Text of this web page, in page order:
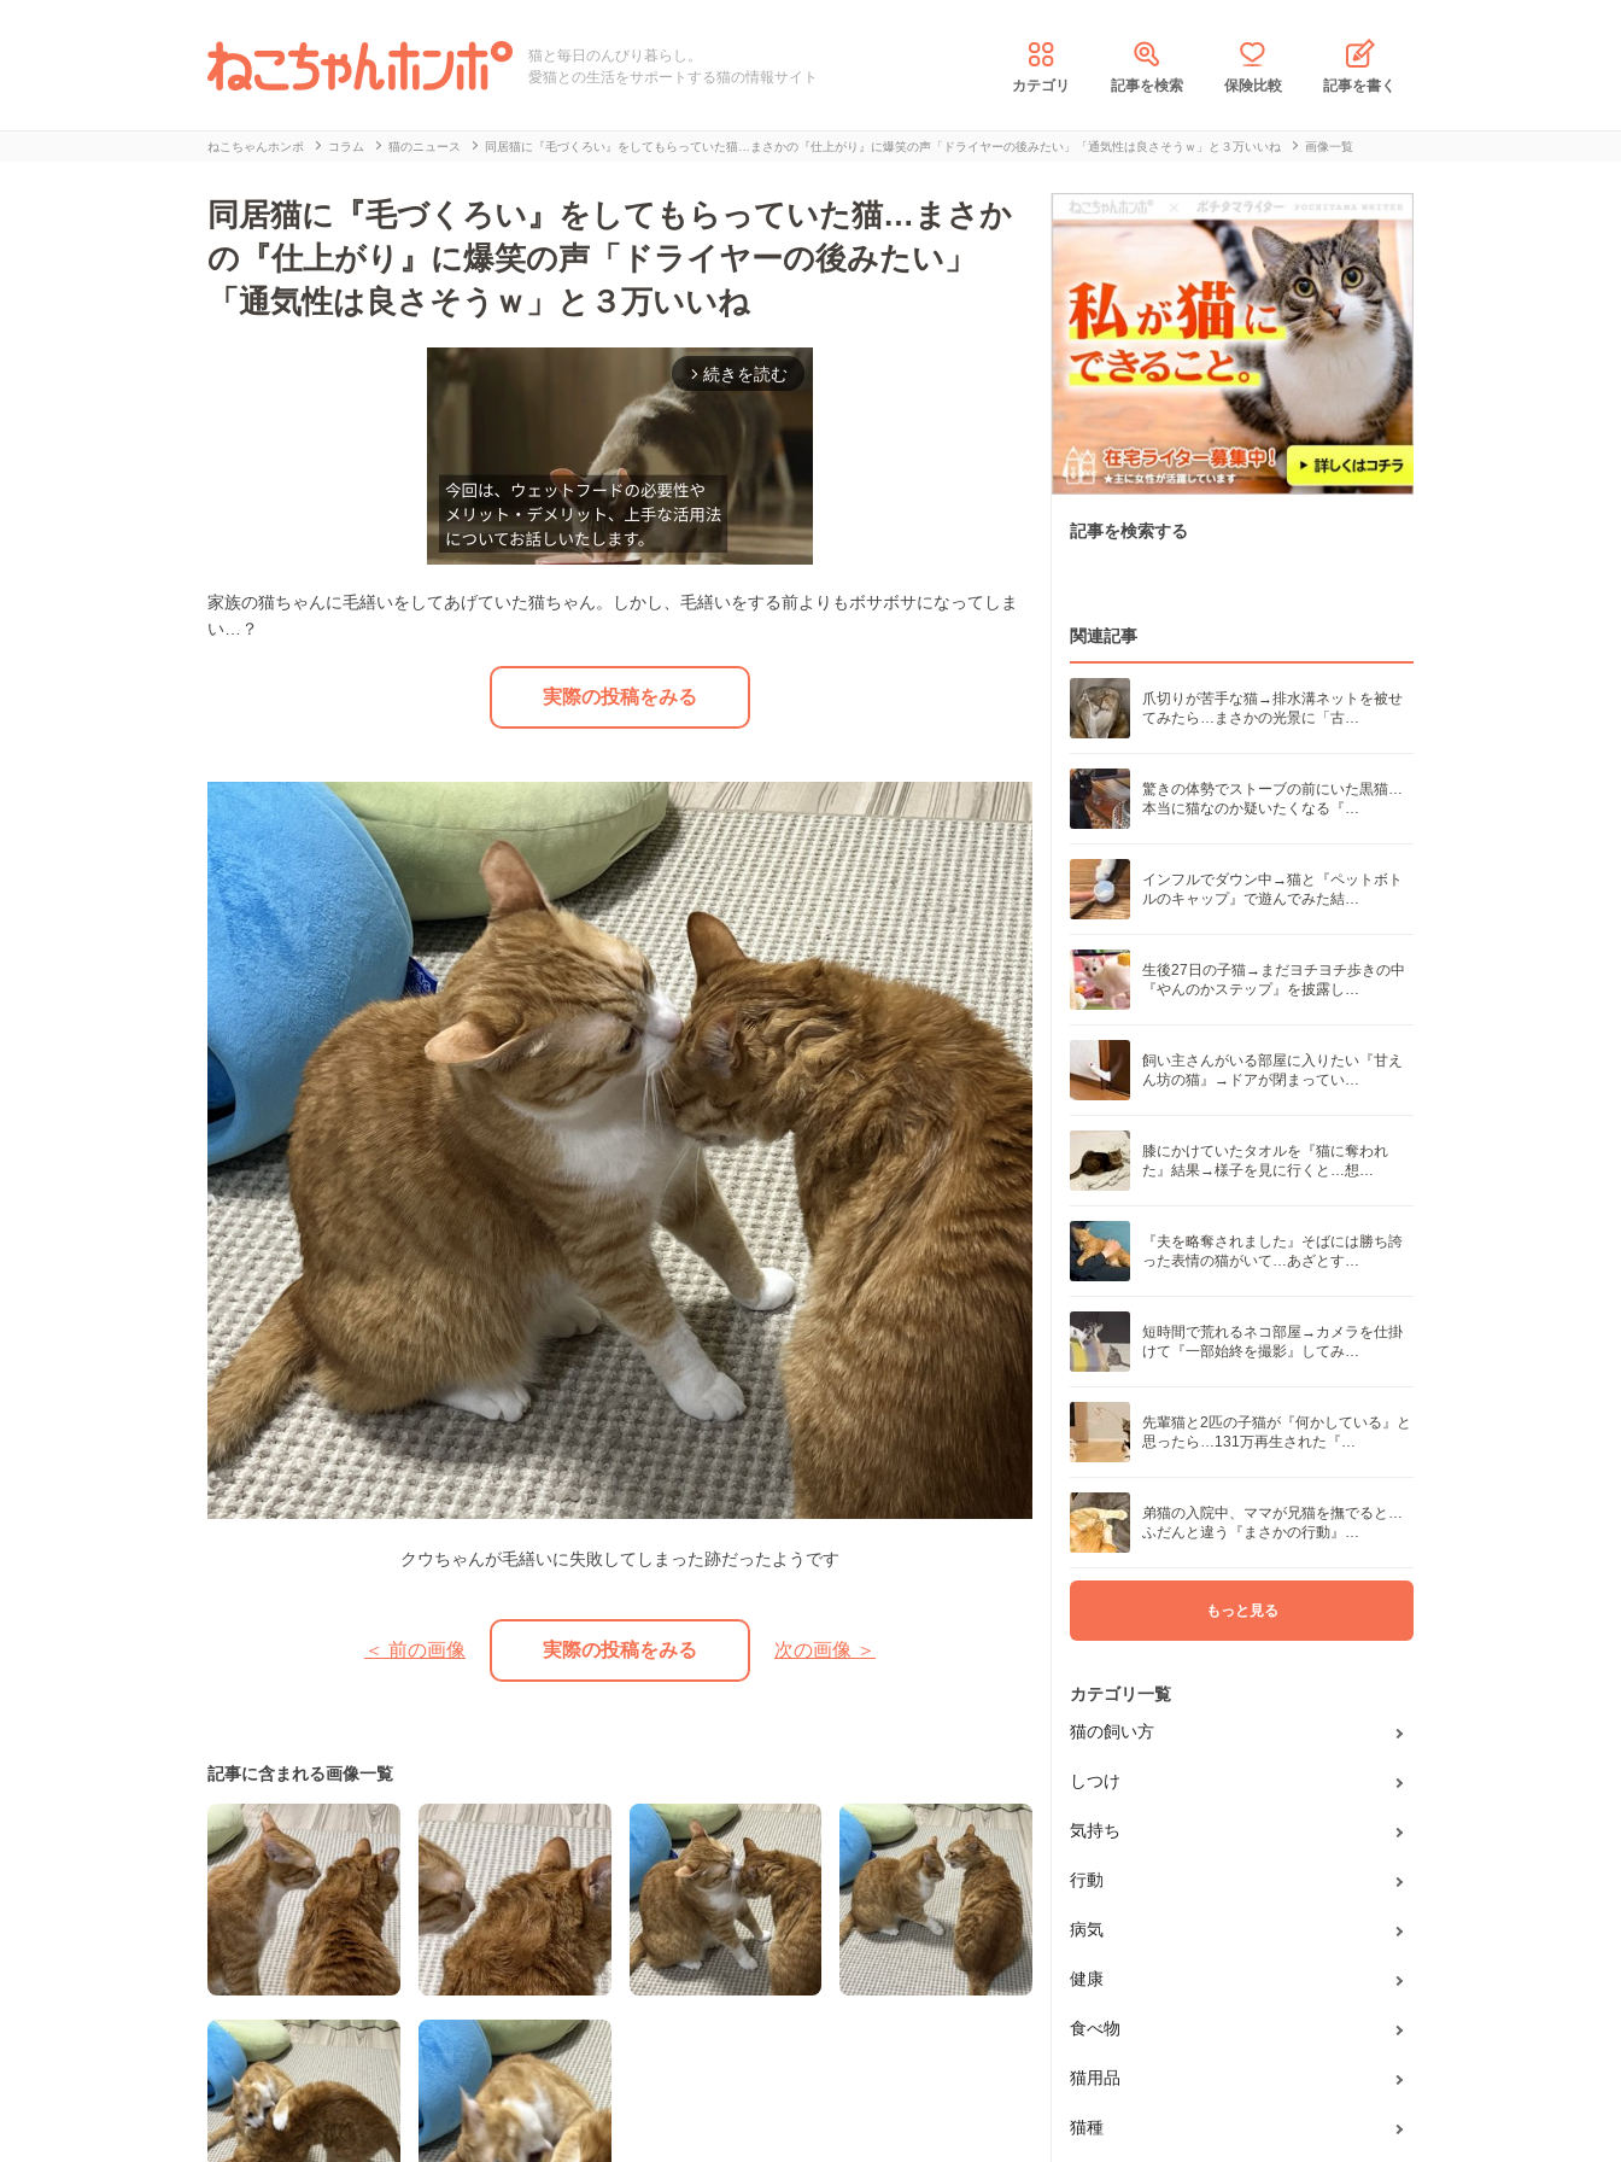
猫と毎日のんびり暮らし。
愛猫との生活をサポートする猫の情報サイト
カテゴリ 記事を検索 保険比較 記事を書く
ねこちゃんホンポ コラム 猫のニュース 同居猫に『毛づくろい』をしてもらっていた猫…まさかの『仕上がり』に爆笑の声「ドライヤーの後みたい」「通気性は良さそうｗ」と３万いいね 画像一覧
同居猫に『毛づくろい』をしてもらっていた猫…まさか
の『仕上がり』に爆笑の声「ドライヤーの後みたい」
「通気性は良さそうｗ」と３万いいね
arrow_forward_ios 続きを読む
家族の猫ちゃんに毛繕いをしてあげていた猫ちゃん。しかし、毛繕いをする前よりもボサボサになってしま
い…？
実際の投稿をみる
クウちゃんが毛繕いに失敗してしまった跡だったようです
＜ 前の画像 実際の投稿をみる 次の画像 ＞
記事に含まれる画像一覧
記事を検索する
関連記事
爪切りが苦手な猫→排水溝ネットを被せ
てみたら…まさかの光景に「古…
驚きの体勢でストーブの前にいた黒猫…
本当に猫なのか疑いたくなる『…
インフルでダウン中→猫と『ペットボト
ルのキャップ』で遊んでみた結…
生後27日の子猫→まだヨチヨチ歩きの中
『やんのかステップ』を披露し…
飼い主さんがいる部屋に入りたい『甘え
ん坊の猫』→ドアが閉まってい…
膝にかけていたタオルを『猫に奪われ
た』結果→様子を見に行くと…想…
『夫を略奪されました』そばには勝ち誇
った表情の猫がいて…あざとす…
短時間で荒れるネコ部屋→カメラを仕掛
けて『一部始終を撮影』してみ…
先輩猫と2匹の子猫が『何かしている』と
思ったら…131万再生された『…
弟猫の入院中、ママが兄猫を撫でると…
ふだんと違う『まさかの行動』…
もっと見る
カテゴリ一覧
猫の飼い方
しつけ
気持ち
行動
病気
健康
食べ物
猫用品
猫種